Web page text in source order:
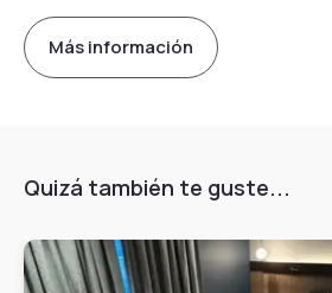
Más información
Quizá también te guste...